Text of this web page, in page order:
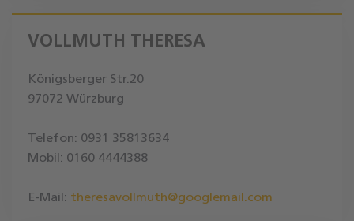
VOLLMUTH THERESA
Königsberger Str.20
97072 Würzburg
Telefon: 0931 35813634
Mobil: 0160 4444388
E-Mail: theresavollmuth@googlemail.com